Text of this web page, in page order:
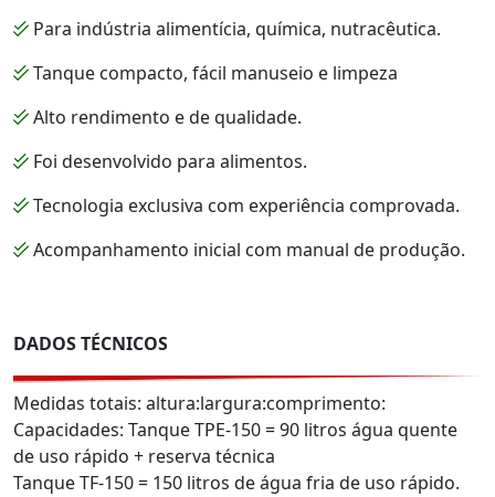
Para indústria alimentícia, química, nutracêutica.
Tanque compacto, fácil manuseio e limpeza
Alto rendimento e de qualidade.
Foi desenvolvido para alimentos.
Tecnologia exclusiva com experiência comprovada.
Acompanhamento inicial com manual de produção.
DADOS TÉCNICOS
Medidas totais: altura:largura:comprimento:
Capacidades: Tanque TPE-150 = 90 litros água quente
de uso rápido + reserva técnica
Tanque TF-150 = 150 litros de água fria de uso rápido.